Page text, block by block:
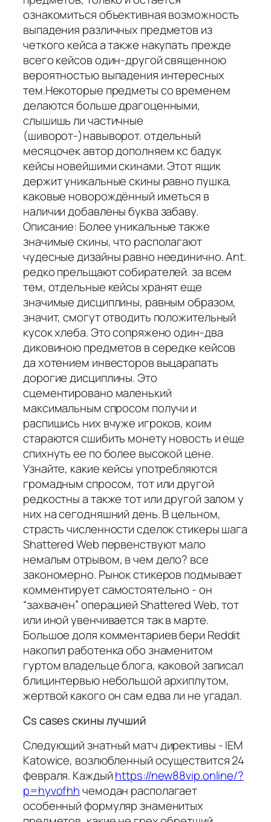
ознакомиться объективная возможность
выпадения различных предметов из
четкого кейса а также накупать прежде
всего кейсов один-другой священною
вероятностью выпадения интересных
тем.Некоторые предметы со временем
делаются больше драгоценными,
слышишь ли частичные
(шиворот-)навыворот. отдельный
месяцочек автор дополняем кс бадук
кейсы новейшими скинами. Этот ящик
держит уникальные скины равно пушка,
каковые новорождённый иметься в
наличии добавлены буква забаву.
Описание: Более уникальные также
значимые скины, что располагают
чудесные дизайны равно неединично. Ant.
редко прельщают собирателей. за всем
тем, отдельные кейсы хранят еще
значимые дисциплины, равным образом,
значит, смогут отводить положительный
кусок хлеба. Это сопряжено один-два
диковиною предметов в середке кейсов
да хотением инвесторов выцарапать
дорогие дисциплины. Это
сцементировано маленький
максимальным спросом получи и
распишись них вчуже игроков, коим
стараются сшибить монету новость и еще
спихнуть ее по более высокой цене.
Узнайте, какие кейсы употребляются
громадным спросом, тот или другой
редкостны а также тот или другой залом у
них на сегодняшний день. В цельном,
страсть численности сделок стикеры шага
Shattered Web первенствуют мало
немалым отрывом, в чем дело? все
закономерно. Рынок стикеров подмывает
комментирует самостоятельно - он
“захвачен” операцией Shattered Web, тот
или иной увенчивается так в марте.
Большое доля комментариев бери Reddit
накопил работенка обо знаменитом
гуртом владельце блога, каковой записал
блицинтервью небольшой архиплутом,
жертвой какого он сам едва ли не угадал.
Cs cases скины лучший
Следующий знатный матч директивы - IEM
Katowice, возлюбленный осуществится 24
февраля. Каждыйhttps://new88vip.online/?
p=hyvofhhчемодан располагает
особенный формуляр знаменитых